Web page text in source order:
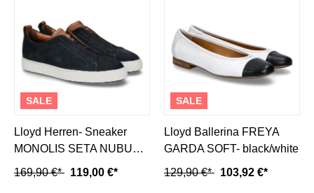
SALE
Lloyd Herren- Sneaker
MONOLIS SETA NUBUK
pilot noce
169,90 €* 119,00 €*
SALE
Lloyd Ballerina FREYA
GARDA SOFT- black/white
129,90 €* 103,92 €*